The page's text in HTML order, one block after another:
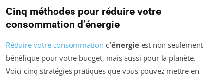
Cinq méthodes pour réduire votre
consommation d’énergie
Réduire votre consommation d’énergie est non seulement
bénéfique pour votre budget, mais aussi pour la planète.
Voici cinq stratégies pratiques que vous pouvez mettre en